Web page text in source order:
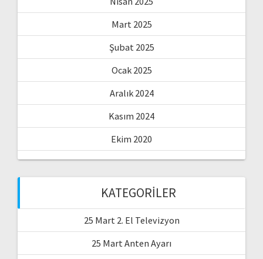
Mart 2025
Şubat 2025
Ocak 2025
Aralık 2024
Kasım 2024
Ekim 2020
KATEGORILER
25 Mart 2. El Televizyon
25 Mart Anten Ayarı